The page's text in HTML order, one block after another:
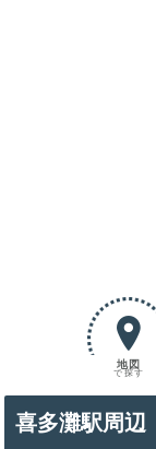
地図
で探す
喜多灘駅周辺